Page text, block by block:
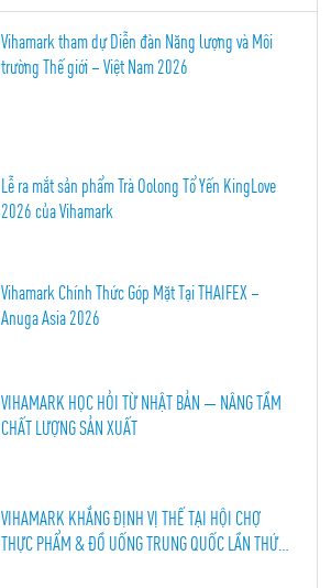
Vihamark tham dự Diễn đàn Năng lượng và Môi
trường Thế giới – Việt Nam 2026
Lễ ra mắt sản phẩm Trà Oolong Tổ Yến KingLove
2026 của Vihamark
Vihamark Chính Thức Góp Mặt Tại THAIFEX –
Anuga Asia 2026
VIHAMARK HỌC HỎI TỪ NHẬT BẢN — NÂNG TẦM
CHẤT LƯỢNG SẢN XUẤT
VIHAMARK KHẲNG ĐỊNH VỊ THẾ TẠI HỘI CHỢ
THỰC PHẨM & ĐỒ UỐNG TRUNG QUỐC LẦN THỨ